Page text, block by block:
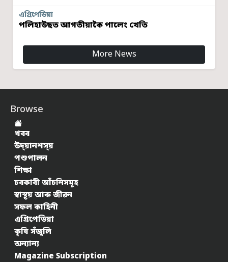
এগ্ৰিপেডিয়া
পলিহাউছত আগতীয়াকৈ পালেং খেতি
More News
Browse
খবৰ
উদ্য়ানশস্য়
পশুপালন
শিক্ষা
চৰকাৰী আঁচনিসমূহ
স্বাস্থ্য় আৰু জীৱন
সফল কাহিনী
এগ্ৰিপেডিয়া
কৃষি সঁজুলি
অন্যান্য
Magazine Subscription